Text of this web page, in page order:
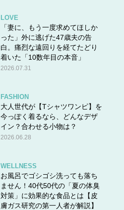
LOVE
「妻に、もう一度求めてほしか
った」外に逃げた47歳夫の告
白。痛烈な遠回りを経てたどり
着いた「10数年目の本音」
2026.07.31
FASHION
大人世代が【Tシャツワンピ】を
今っぽく着るなら、どんなデザ
イン？合わせる小物は？
2026.06.28
WELLNESS
お風呂でゴシゴシ洗っても落ち
ません！40代50代の「夏の体臭
対策」に効果的な食品とは【皮
膚ガス研究の第一人者が解説】